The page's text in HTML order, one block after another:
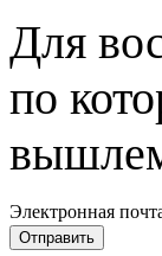
Для
по
Электронная